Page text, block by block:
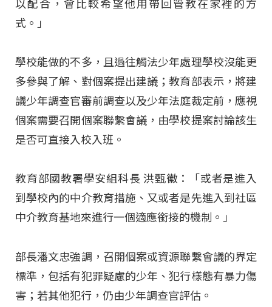
以配合，會比較希望他用帶回管教在家裡的方
式。」
學校能做的不多，且過往觸法少年處理學校沒能更
多參與了解、對個案提出建議；教育部表示，將建
議少年調查官審前調查以及少年法庭裁定前，應視
個案需要召開個案聯繫會議，由學校提案討論該生
是否可直接入校入班。
教育部國教署學安組科長 洪甄徽：「或者是進入
到學校內的中介教育措施、又或者是先進入到社區
中介教育基地來進行一個適應銜接的機制。」
部長潘文忠強調，召開個案或資源聯繫會議的界定
標準，包括有犯罪疑慮的少年、犯行樣態有暴力傷
害；若其他犯行，仍由少年調查官評估。